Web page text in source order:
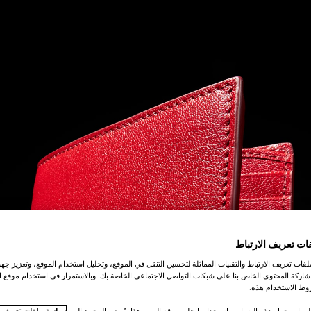
تعريف الارتباط
تعريف الارتباط والتقنيات المماثلة لتحسين التنقل في الموقع، وتحليل استخدام الموقع، وتعزيز
المحتوى الخاص بنا على شبكات التواصل الاجتماعي الخاصة بك. وبالاستمرار في استخدام موقع
الاستخدام هذه.